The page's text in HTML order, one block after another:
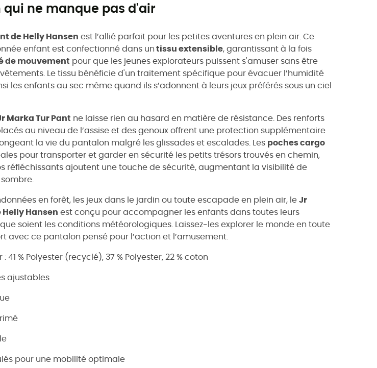
qui ne manque pas d'air
de Helly Hansen est l’allié parfait pour les petites aventures en plein air. Ce
enfant est confectionné dans un tissu extensible, garantissant à la fois
de mouvement pour que les jeunes explorateurs puissent s'amuser sans être
Le tissu bénéficie d'un traitement spécifique pour évacuer l’humidité
les enfants au sec même quand ils s’adonnent à leurs jeux préférés sous un ciel
Marka Tur Pant ne laisse rien au hasard en matière de résistance. Des renforts
au niveau de l’assise et des genoux offrent une protection supplémentaire
la vie du pantalon malgré les glissades et escalades. Les poches cargo
pour transporter et garder en sécurité les petits trésors trouvés en chemin,
réfléchissants ajoutent une touche de sécurité, augmentant la visibilité de
en forêt, les jeux dans le jardin ou toute escapade en plein air, le Jr
Helly Hansen est conçu pour accompagner les enfants dans toutes leurs
soient les conditions météorologiques. Laissez-les explorer le monde en toute
avec ce pantalon pensé pour l’action et l’amusement.
: 41 % Polyester (recyclé), 37 % Polyester, 22 % coton
ajustables
pour une mobilité optimale